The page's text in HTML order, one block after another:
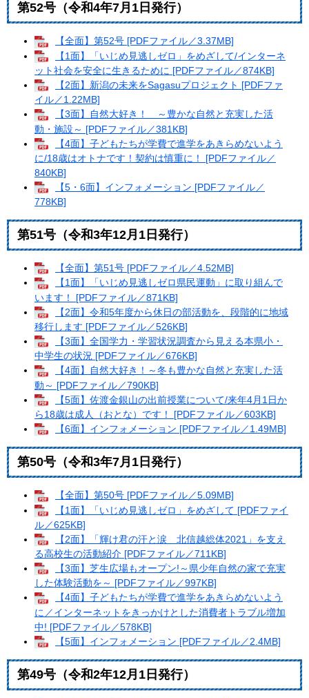
第52号（令和4年7月1日発行）
【全面】第52号 [PDFファイル／3.37MB]
【1面】「いじめ見逃しゼロ」をめざして/インターネ
ット社会を安全に生きるために [PDFファイル／874KB]
【2面】新潟の未来をSagasuプロジェクト [PDFファ
イル／1.22MB]
【3面】自然大好き！ ～豊かな自然と充実した活
動・施設～ [PDFファイル／381KB]
【4面】子どもたちが学費で進学をあきらめないよう
に/18歳はオトナです！契約は慎重に！ [PDFファイル／
840KB]
【5・6面】インフォメーション [PDFファイル／
778KB]
第51号（令和3年12月1日発行）
【全面】第51号 [PDFファイル／4.52MB]
【1面】「いじめ見逃しゼロ県民運動」に取り組んで
います！ [PDFファイル／871KB]
【2面】令和5年度から休日の部活動を、段階的に地域
移行します [PDFファイル／526KB]
【3面】全国学力・学習状況調査から見える本県小・
中学生の状況 [PDFファイル／676KB]
【4面】自然大好き！～冬も豊かな自然と充実した活
動～ [PDFファイル／790KB]
【5面】佐渡金銀山の出前授業について/来年4月1日か
ら18歳は成人（おとな）です！ [PDFファイル／603KB]
【6面】インフォメーション [PDFファイル／1.49MB]
第50号（令和3年7月1日発行）
【全面】第50号 [PDFファイル／5.09MB]
【1面】「いじめ見逃しゼロ」をめざして [PDFファイ
ル／625KB]
【2面】「輝け君の汗と涙 北信越総体2021」を支え
る高校生の活動紹介 [PDFファイル／711KB]
【3面】芝生広場もオープン!～県少年自然の家で充実
した体験活動を～ [PDFファイル／997KB]
【4面】子どもたちが学費で進学をあきらめないよう
に／インターネットをきっかけとした消費者トラブル増加
中! [PDFファイル／578KB]
【5面】インフォメーション [PDFファイル／2.4MB]
第49号（令和2年12月1日発行）